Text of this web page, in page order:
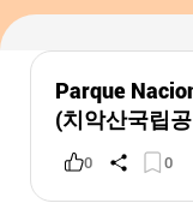
Parque
(치악산국립
0 0